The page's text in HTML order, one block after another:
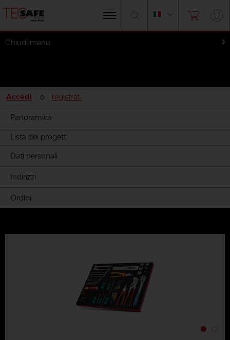
Chiudi menu
Accedi o registrati
Panoramica
Lista dei progetti
Dati personali
Indirizzi
Ordini